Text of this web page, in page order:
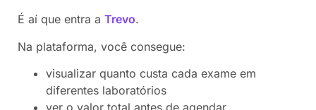
É aí que entra a Trevo.
Na plataforma, você consegue:
visualizar quanto custa cada exame em
diferentes laboratórios